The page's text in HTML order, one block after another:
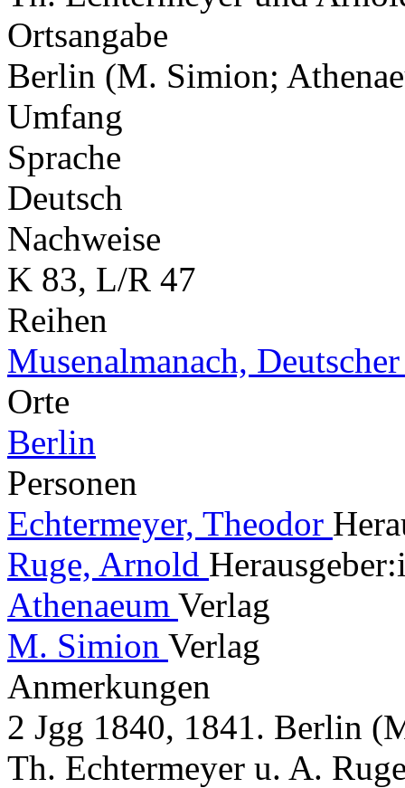
Ortsangabe
Berlin (M. Simion;
Umfang
Sprache
Deutsch
Nachweise
K 83, L/R 47
Reihen
Musenalmanach,
Orte
Berlin
Personen
Echtermeyer, Theodor
Ruge, Arnold
Athenaeum Verlag
M. Simion Verlag
Anmerkungen
2 Jgg 1840, 1841. Berlin
Th. Echtermeyer u. A.